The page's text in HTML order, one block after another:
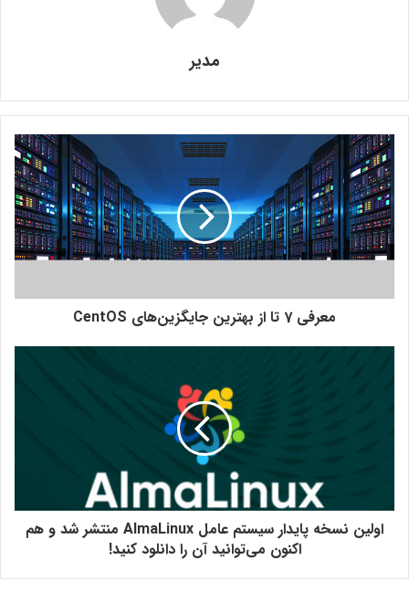
مدیر
معرفی 7 تا از بهترین جایگزین‌های CentOS
اولین نسخه پایدار سیستم عامل AlmaLinux منتشر شد و هم
اکنون می‌توانید آن را دانلود کنید!